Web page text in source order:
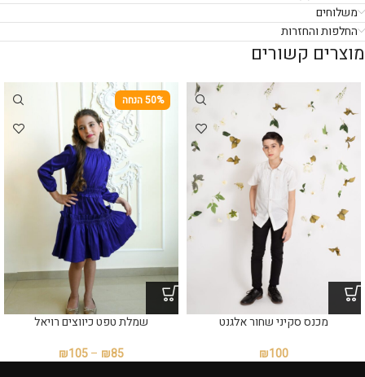
משלוחים
החלפות והחזרות
מוצרים קשורים
מכנס סקיני שחור אלגנט
₪100
50% הנחה
שמלת טפט כיווצים רויאל
₪85
–
₪105